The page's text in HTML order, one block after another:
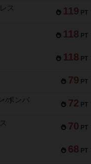
119 PT
ス
118 PT
118 PT
79 PT
72 PT
ボンバ
70 PT
68 PT